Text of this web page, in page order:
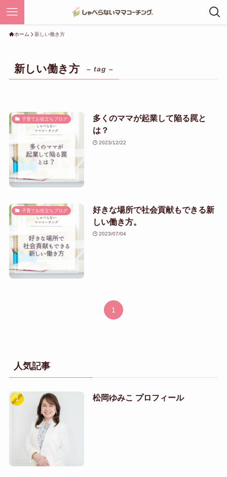
ホーム 新しい働き方
新しい働き方 – tag –
子育てお役立ちブログ
多くのママが起業して陥る罠と
は？
2023/12/22
子育てお役立ちブログ
好きな場所で社会貢献もできる新
しい働き方。
2023/07/04
1
人気記事
松岡ゆみこ プロフィール